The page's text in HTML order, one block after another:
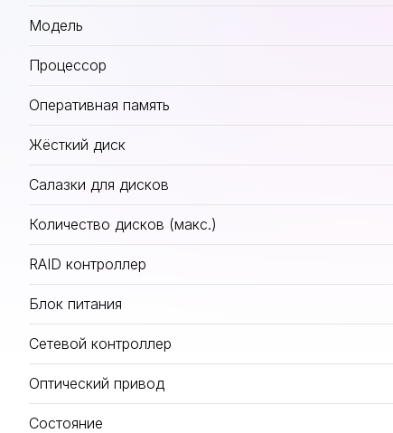
Модель
Процессор
Оперативная память
Жёсткий диск
Салазки для дисков
Количество дисков (макс.)
RAID контроллер
Блок питания
Сетевой контроллер
Оптический привод
Состояние